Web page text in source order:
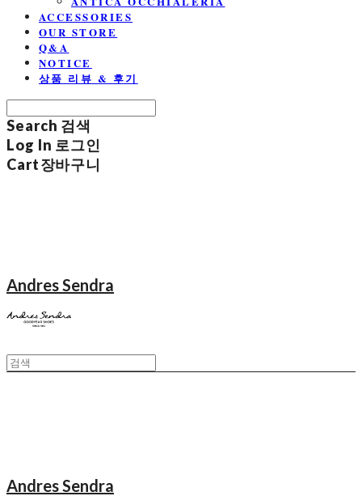
ACCESSORIES
OUR STORE
Q&A
NOTICE
상품 리뷰 & 후기
Search 검색
Log In 로그인
Cart장바구니
Andres Sendra
Andres Sendra